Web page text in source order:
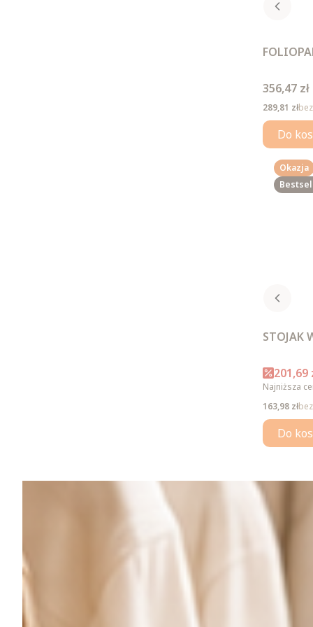
Cena
356,47 zł
Cena
289,81 zł
Do
Okazja
STOJAK
Cena
201,69
Najniższa
Cena
163,98 zł
Do